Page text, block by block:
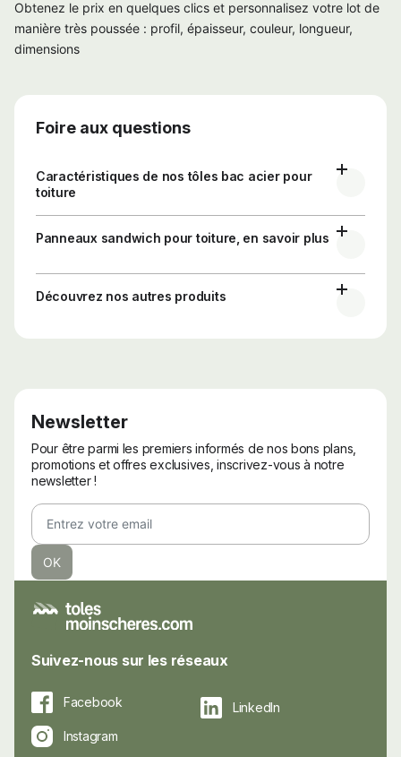
Obtenez le prix en quelques clics et personnalisez votre lot de
manière très poussée : profil, épaisseur, couleur, longueur,
dimensions
Foire aux questions
Caractéristiques de nos tôles bac acier pour
toiture
Panneaux sandwich pour toiture, en savoir plus
Découvrez nos autres produits
Suivez-nous sur les réseaux
Facebook
LinkedIn
Instagram
Newsletter
Pour être parmi les premiers informés de nos bons plans,
promotions et offres exclusives, inscrivez-vous à notre
newsletter !